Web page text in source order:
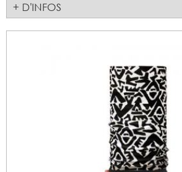
+ D'INFOS